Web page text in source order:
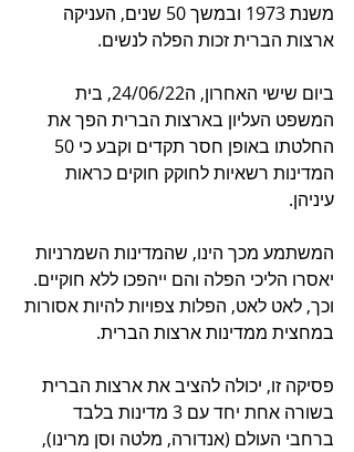
משנת 1973 ובמשך 50 שנים, העניקה
ארצות הברית זכות הפלה לנשים.
ביום שישי האחרון, ה24/06/22, בית
המשפט העליון בארצות הברית הפך את
המדינות רשאיות לחוקק חוקים כראות
עיניהן.
המשתמע מכך הינו, שהמדינות השמרניות
יאסרו הליכי הפלה והם ייהפכו ללא חוקיים.
וכך, לאט לאט, הפלות צפויות להיות אסורות
במחצית ממדינות ארצות הברית.
פסיקה זו, יכולה להציב את ארצות הברית
בשורה אחת יחד עם 3 מדינות בלבד
ברחבי העולם (אנדורה, מלטה וסן מרינו),